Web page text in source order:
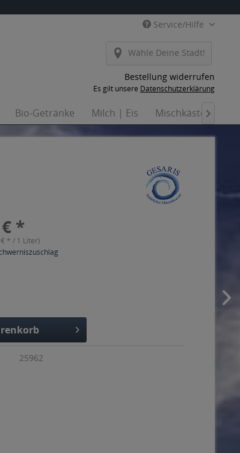
Service/Hilfe
Wähle Deine Stadt!
Bestellung widerrufen
Es gilt unsere Datenschutzerklärung
Bio-Getränke Milch | Eis Mischkästen

*
* / 1 Liter)
25962